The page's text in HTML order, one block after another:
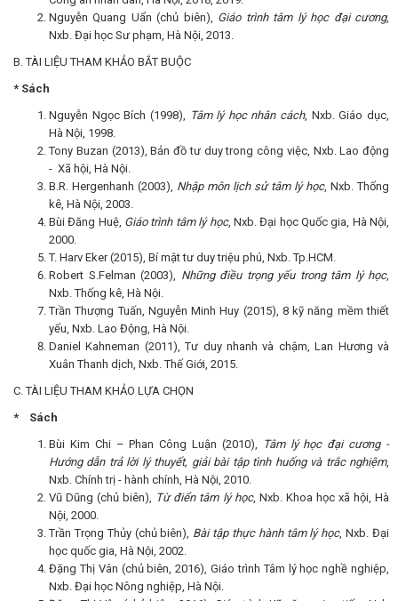
Nguyễn Quang Uẩn (chủ biên), Giáo trình tâm lý học đại cương,
Nxb. Đại học Sư phạm, Hà Nội, 2013.
B. TÀI LIỆU THAM KHẢO BẮT BUỘC
* Sách
Nguyễn Ngọc Bích (1998), Tâm lý học nhân cách, Nxb. Giáo dục,
Hà Nội, 1998.
Tony Buzan (2013), Bản đồ tư duy trong công việc, Nxb. Lao động
- Xã hội, Hà Nội.
B.R. Hergenhanh (2003), Nhập môn lịch sử tâm lý học, Nxb. Thống
kê, Hà Nội, 2003.
Bùi Đăng Huệ, Giáo trình tâm lý học, Nxb. Đại học Quốc gia, Hà Nội,
2000.
T. Harv Eker (2015), Bí mật tư duy triệu phú, Nxb. Tp.HCM.
Robert S.Felman (2003), Những điều trọng yếu trong tâm lý học,
Nxb. Thống kê, Hà Nội.
Trần Thượng Tuấn, Nguyễn Minh Huy (2015), 8 kỹ năng mềm thiết
yếu, Nxb. Lao Động, Hà Nội.
Daniel Kahneman (2011), Tư duy nhanh và chậm, Lan Hương và
Xuân Thanh dịch, Nxb. Thế Giới, 2015.
C. TÀI LIỆU THAM KHẢO LỰA CHỌN
* Sách
Bùi Kim Chi – Phan Công Luận (2010), Tâm lý học đại cương -
Hướng dẫn trả lời lý thuyết, giải bài tập tình huống và trắc nghiệm,
Nxb. Chính trị - hành chính, Hà Nội, 2010.
Vũ Dũng (chủ biên), Từ điển tâm lý học, Nxb. Khoa học xã hội, Hà
Nội, 2000.
Trần Trọng Thủy (chủ biên), Bài tập thực hành tâm lý học, Nxb. Đại
học quốc gia, Hà Nội, 2002.
Đặng Thị Vân (chủ biên, 2016), Giáo trình Tâm lý học nghề nghiệp,
Nxb. Đại học Nông nghiệp, Hà Nội.